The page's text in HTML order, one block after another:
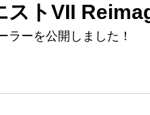
ストVII
ラーを公開しました！